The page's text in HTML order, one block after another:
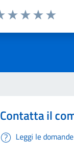
Contatta il
Leggi le